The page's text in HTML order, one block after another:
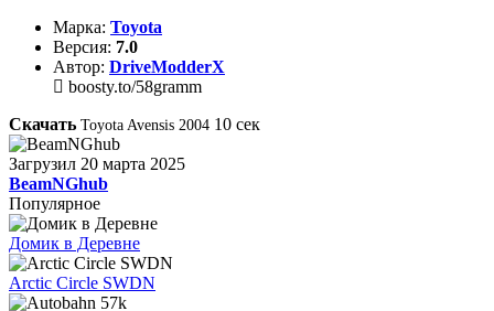
Марка: Toyota
Версия: 7.0
Автор: DriveModderX
boosty.to/58gramm
Скачать Toyota Avensis 2004 10 сек
Загрузил 20 марта 2025
BeamNGhub
Популярное
Домик в Деревне
Arctic Circle SWDN